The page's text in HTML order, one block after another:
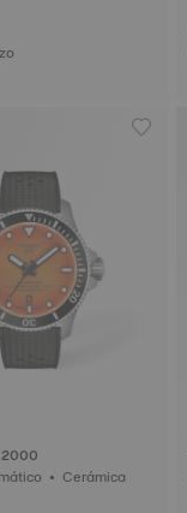
44 mm • Automático • Cerámica